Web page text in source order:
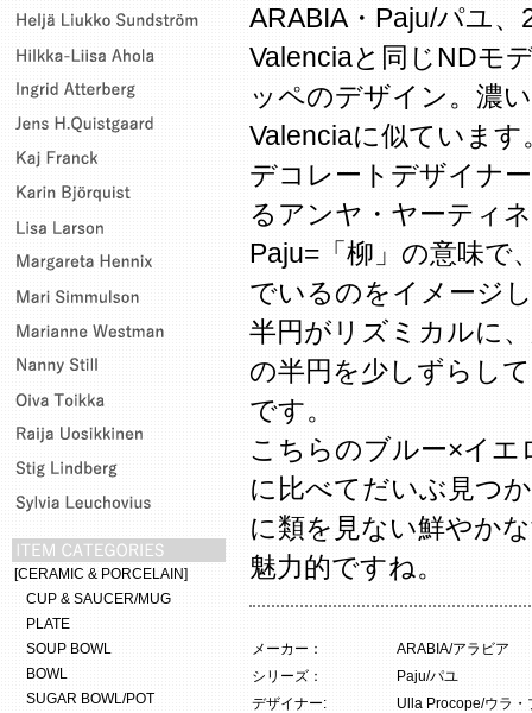
ARABIA・Paju/パユ
Valenciaと同じNDモ
ッペのデザイン。濃
Valenciaに似ています
デコレートデザイナ
るアンヤ・ヤーティ
Paju=「柳」の意味で
でいるのをイメージ
半円がリズミカルに
の半円を少しずらし
です。
こちらのブルー×イエ
に比べてだいぶ見つ
に類を見ない鮮やか
魅力的ですね。
メーカー：
ARABIA/アラビア
シリーズ：
Paju/パユ
デザイナー:
Ulla Procope/ウラ・
[CERAMIC & PORCELAIN]
CUP & SAUCER/MUG
PLATE
SOUP BOWL
BOWL
SUGAR BOWL/POT